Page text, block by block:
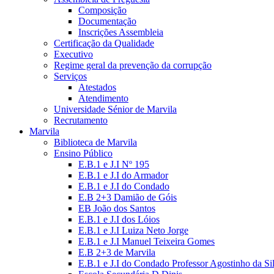
Composição
Documentação
Inscrições Assembleia
Certificação da Qualidade
Executivo
Regime geral da prevenção da corrupção
Serviços
Atestados
Atendimento
Universidade Sénior de Marvila
Recrutamento
Marvila
Biblioteca de Marvila
Ensino Público
E.B.1 e J.I Nº 195
E.B.1 e J.I do Armador
E.B.1 e J.I do Condado
E.B 2+3 Damião de Góis
EB João dos Santos
E.B.1 e J.I dos Lóios
E.B.1 e J.I Luiza Neto Jorge
E.B.1 e J.I Manuel Teixeira Gomes
E.B 2+3 de Marvila
E.B.1 e J.I do Condado Professor Agostinho da